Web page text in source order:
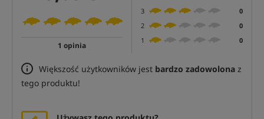
1 opinia
3
0
2
0
1
0
Większość użytkowników jest bardzo zadowolona z
tego produktu!